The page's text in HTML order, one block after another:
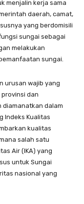
menjalin kerja sama
daerah, camat,
yang berdomisili
sungai sebagai
melakukan
sungai.
urusan wajib yang
dan
dalam
Indeks Kualitas
kualitas
salah satu
Air (IKA) yang
untuk Sungai
nasional yang